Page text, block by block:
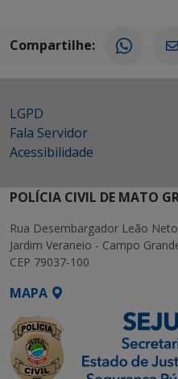
Compartilhe:
LGPD
Fala Servidor
Acessibilidade
POLÍCIA CIVIL DE MATO
Rua Desembargador Leão
Jardim Veraneio - Campo
CEP 79037-100
MAPA